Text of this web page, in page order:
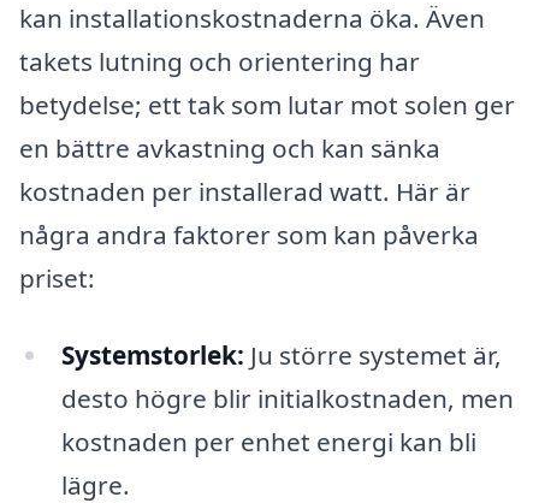
kan installationskostnaderna öka. Även
takets lutning och orientering har
betydelse; ett tak som lutar mot solen ger
en bättre avkastning och kan sänka
kostnaden per installerad watt. Här är
några andra faktorer som kan påverka
priset:
Systemstorlek: Ju större systemet är,
desto högre blir initialkostnaden, men
kostnaden per enhet energi kan bli
lägre.